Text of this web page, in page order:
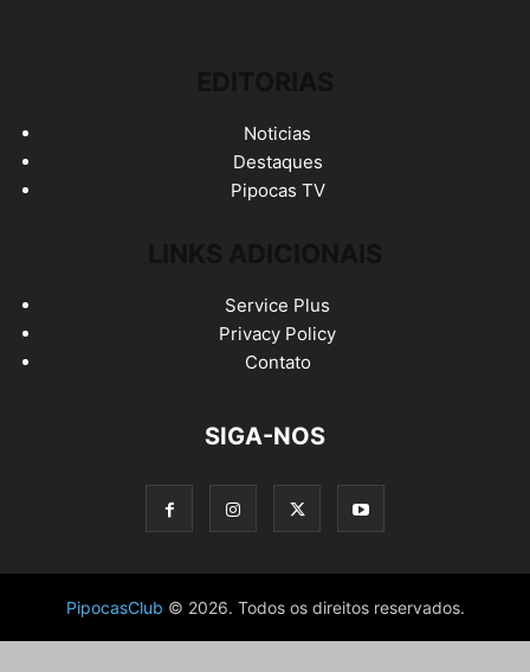
Noticias
Destaques
Pipocas TV
Service Plus
Privacy Policy
Contato
SIGA-NOS
PipocasClub © 2026. Todos os direitos reservados.